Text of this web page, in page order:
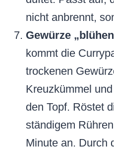
nicht anbrennt,
Gewürze
kommt die
trockenen
Kreuzkümmel
den Topf. Röstet
ständigem
Minute an. Durch